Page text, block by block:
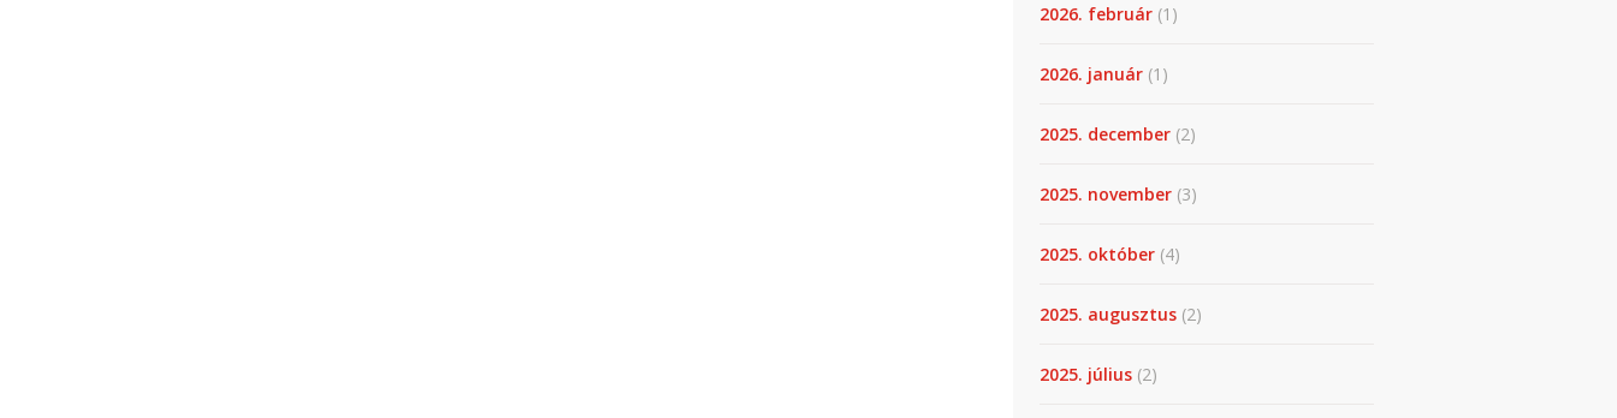
2026. február (1)
2026. január (1)
2025. december (2)
2025. november (3)
2025. október (4)
2025. augusztus (2)
2025. július (2)